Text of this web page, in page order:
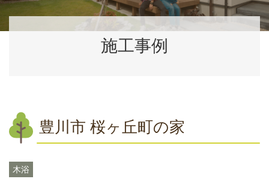
施工事例
豊川市 桜ヶ丘町の家
木浴